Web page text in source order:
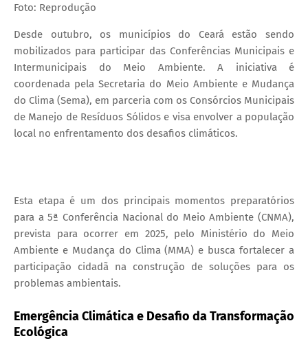
Foto: Reprodução
Desde outubro, os municípios do Ceará estão sendo
mobilizados para participar das Conferências Municipais e
Intermunicipais do Meio Ambiente. A iniciativa é
coordenada pela Secretaria do Meio Ambiente e Mudança
do Clima (Sema), em parceria com os Consórcios Municipais
de Manejo de Resíduos Sólidos e visa envolver a população
local no enfrentamento dos desafios climáticos.
Esta etapa é um dos principais momentos preparatórios
para a 5ª Conferência Nacional do Meio Ambiente (CNMA),
prevista para ocorrer em 2025, pelo Ministério do Meio
Ambiente e Mudança do Clima (MMA) e busca fortalecer a
participação cidadã na construção de soluções para os
problemas ambientais.
Emergência Climática e Desafio da Transformação
Ecológica